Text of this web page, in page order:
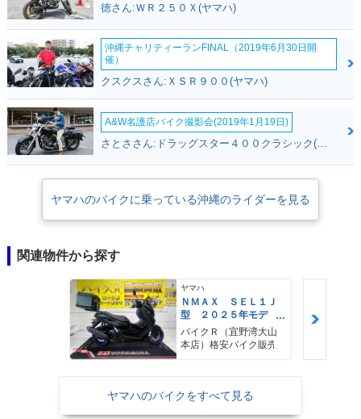
徳さん:ＷＲ２５０Ｘ(ヤマハ)
沖縄チャリティーランFINAL（2019年6月30日開
催）
クスクスさん:ＸＳＲ９００(ヤマハ)
A&W名護店バイク撮影会(2019年1月19日)
ヤマハのバイクに乗っている沖縄のライダーを見る
関連物件から探す
ヤマハ
ＮＭＡＸ ＳＥＬ１Ｊ
型 ２０２５年モデ
ル ＡＢＳ キーレ
ス リアキャリア リ
アＢＯＸ
バイクＲ（宜野湾大山
本店）格安バイク販売
ヤマハのバイクをすべて見る